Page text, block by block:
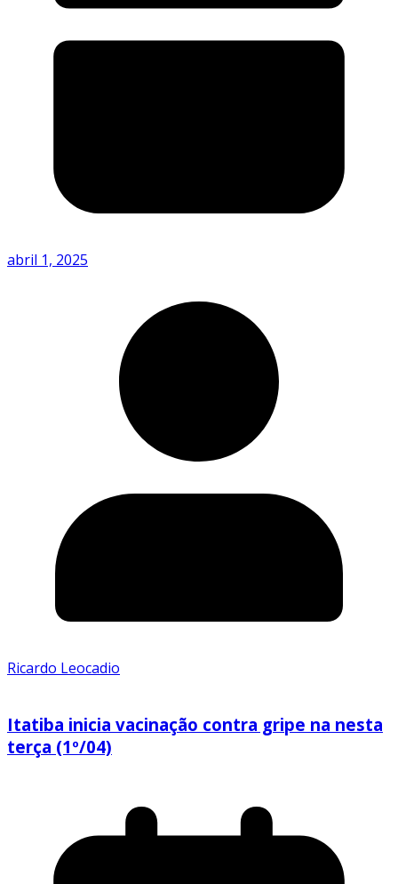
abril 1, 2025
Ricardo Leocadio
Itatiba inicia vacinação contra gripe na nesta
terça (1º/04)